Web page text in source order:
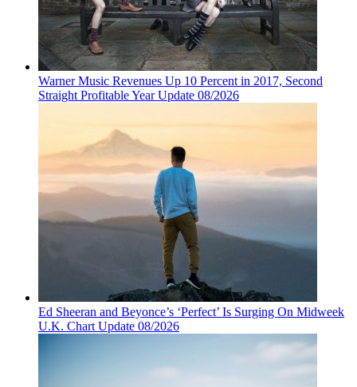
Warner Music Revenues Up 10 Percent in 2017, Second
Straight Profitable Year Update 08/2026
Ed Sheeran and Beyonce’s ‘Perfect’ Is Surging On Midweek
U.K. Chart Update 08/2026